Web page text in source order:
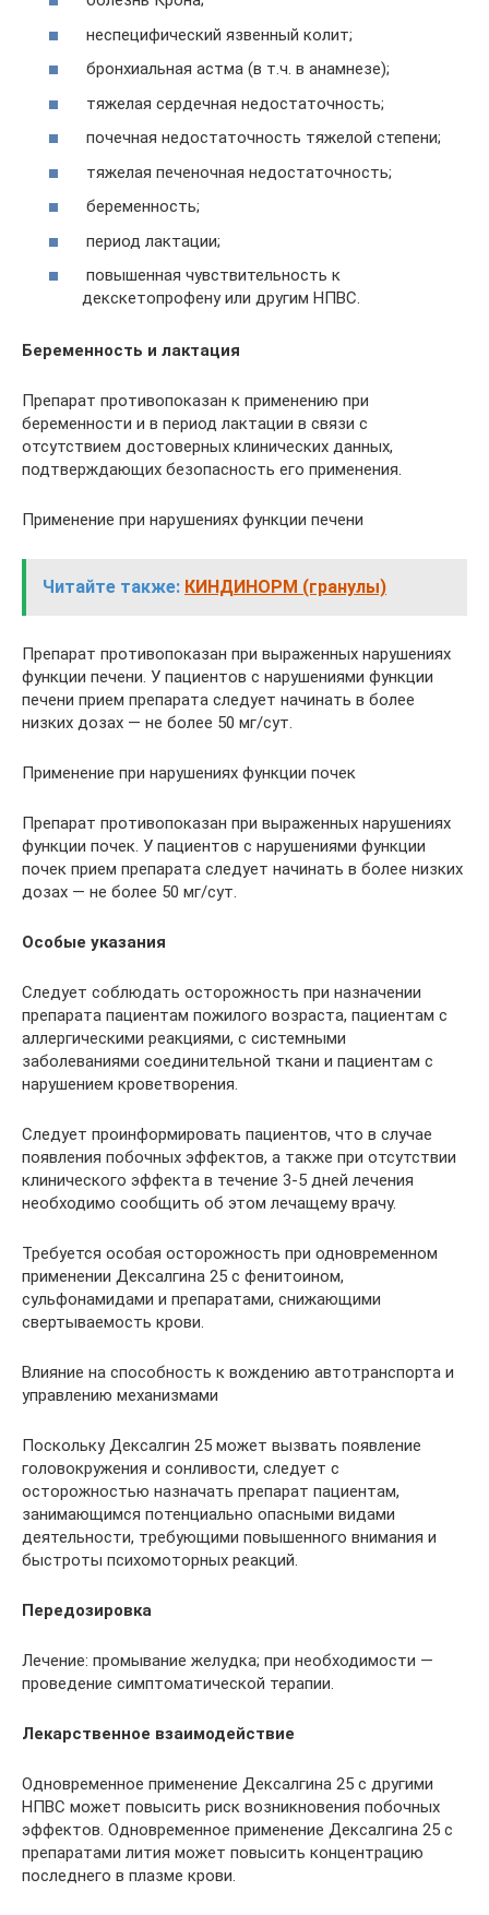
неспецифический язвенный колит;
бронхиальная астма (в т.ч. в анамнезе);
тяжелая сердечная недостаточность;
почечная недостаточность тяжелой степени;
тяжелая печеночная недостаточность;
беременность;
период лактации;
повышенная чувствительность к
декскетопрофену или другим НПВС.
Беременность и лактация
Препарат противопоказан к применению при
беременности и в период лактации в связи с
отсутствием достоверных клинических данных,
подтверждающих безопасность его применения.
Применение при нарушениях функции печени
Читайте также: КИНДИНОРМ (гранулы)
Препарат противопоказан при выраженных нарушениях
функции печени. У пациентов с нарушениями функции
печени прием препарата следует начинать в более
низких дозах — не более 50 мг/сут.
Применение при нарушениях функции почек
Препарат противопоказан при выраженных нарушениях
функции почек. У пациентов с нарушениями функции
почек прием препарата следует начинать в более низких
дозах — не более 50 мг/сут.
Особые указания
Следует соблюдать осторожность при назначении
препарата пациентам пожилого возраста, пациентам с
аллергическими реакциями, с системными
заболеваниями соединительной ткани и пациентам с
нарушением кроветворения.
Следует проинформировать пациентов, что в случае
появления побочных эффектов, а также при отсутствии
клинического эффекта в течение 3-5 дней лечения
необходимо сообщить об этом лечащему врачу.
Требуется особая осторожность при одновременном
применении Дексалгина 25 с фенитоином,
сульфонамидами и препаратами, снижающими
свертываемость крови.
Влияние на способность к вождению автотранспорта и
управлению механизмами
Поскольку Дексалгин 25 может вызвать появление
головокружения и сонливости, следует с
осторожностью назначать препарат пациентам,
занимающимся потенциально опасными видами
деятельности, требующими повышенного внимания и
быстроты психомоторных реакций.
Передозировка
Лечение: промывание желудка; при необходимости —
проведение симптоматической терапии.
Лекарственное взаимодействие
Одновременное применение Дексалгина 25 с другими
НПВС может повысить риск возникновения побочных
эффектов. Одновременное применение Дексалгина 25 с
препаратами лития может повысить концентрацию
последнего в плазме крови.